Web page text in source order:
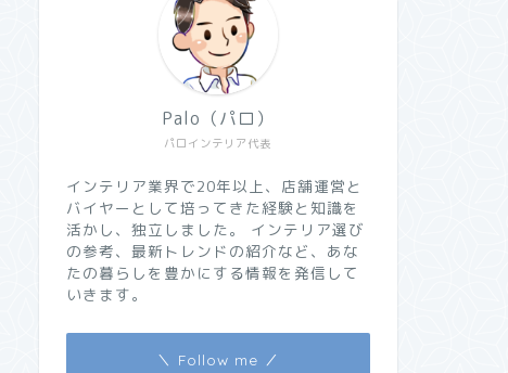
パロインテリア代表
Palo（パロ）
インテリア業界で20年以上、店舗運営と
バイヤーとして培ってきた経験と知識を
活かし、独立しました。 インテリア選び
の参考、最新トレンドの紹介など、あな
たの暮らしを豊かにする情報を発信して
いきます。
＼ Follow me ／